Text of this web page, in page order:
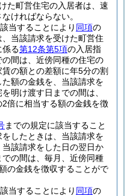
た町営住宅の入居者は、速
ければならない。
当することにより 同項の
当該請求を受けた町営住
係る第12条第5項の入居指
間は、近傍同種の住宅の
の額との差額に年5分の割
額の金銭を、当該請求を
明け渡す日までの間は、
倍に相当する額の金銭を徴
までの規定に該当すること
したときは、当該請求を
該請求をした日の翌日か
の間は、毎月、近傍同種
の金銭を徴収することがで
当することにより 同項の